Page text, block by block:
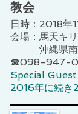
教会
日時：2018年
会場：馬天キ
沖縄県南
☎098-947-
Special
2016年に続き